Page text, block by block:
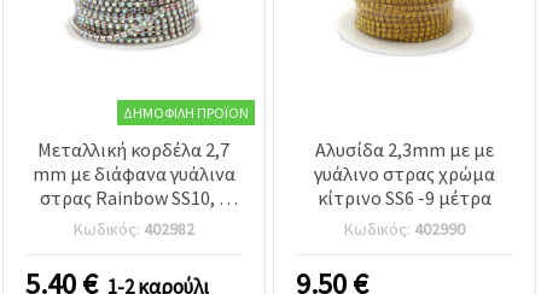
ΔΗΜΟΦΙΛΉ ΠΡΟΪΌΝ
Μεταλλική κορδέλα 2,7
mm με διάφανα γυάλινα
στρας Rainbow SS10, 9
μέτρα
Κωδικός: 402982
5.40€ 1-2 καρούλι
Αλυσίδα 2,3mm με με
γυάλινο στρας χρώμα
κίτρινο SS6 -9 μέτρα
Κωδικός: 402990
9.50€